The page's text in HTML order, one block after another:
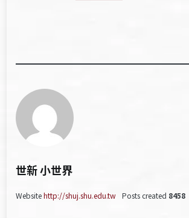
世新 小世界
Websitehttp://shuj.shu.edu.tw Posts created 8458